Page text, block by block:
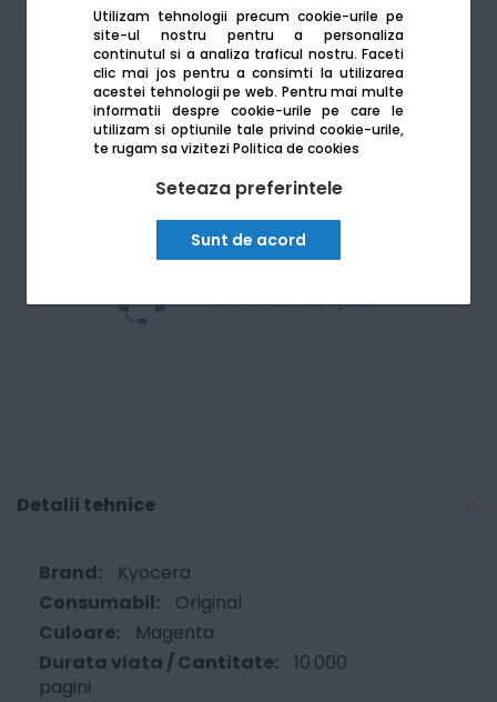
Utilizam tehnologii precum cookie-urile pe
site-ul nostru pentru a personaliza
continutul si a analiza traficul nostru. Faceti
clic mai jos pentru a consimti la utilizarea
acestei tehnologii pe web. Pentru mai multe
informatii despre cookie-urile pe care le
utilizam si optiunile tale privind cookie-urile,
te rugam sa viziteziPolitica de cookies
Seteaza preferintele
Sunt de acord
De la: 425.72Lei / lună Vezi detalii
Produsele sunt disponibile pe platforma de
achizitii publiceSEAP/SICAP
Am nevoie de ajutor
Detalii tehnice
Kyocera
Original
Magenta
10.000
pagini